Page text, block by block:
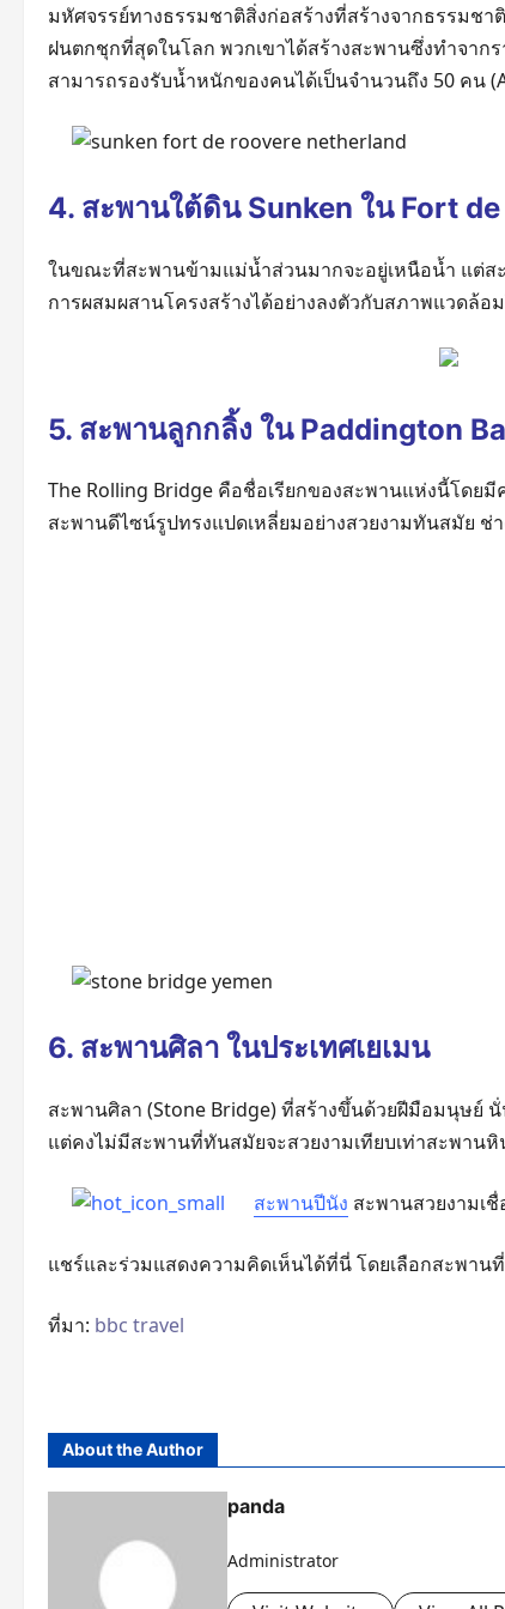
มหัศจรรย์ทางธรรมชาติสิ่งก่อสร้างที่สร้างจากธรรมช
ฝนตกชุกที่สุดในโลก พวกเขาได้สร้างสะพานซึ่งทำจาก
สามารถรองรับน้ำหนักของคนได้เป็นจำนวนถึง 50 คน
4. สะพานใต้ดิน Sunken ใน Fort
ในขณะที่สะพานข้ามแม่น้ำส่วนมากจะอยู่เหนือน้ำ แต่ส
การผสมผสานโครงสร้างได้อย่างลงตัวกับสภาพแวดล้
5. สะพานลูกกลิ้ง ใน Paddington
The Rolling Bridge คือชื่อเรียกของสะพานแห่งนี้โดย
สะพานดีไซน์รูปทรงแปดเหลี่ยมอย่างสวยงามทันสมัย
6. สะพานศิลา ในประเทศเยเมน
สะพานศิลา (Stone Bridge) ที่สร้างขึ้นด้วยฝีมือมนุษย์
แต่คงไม่มีสะพานที่ทันสมัยจะสวยงามเทียบเท่าสะพาน
สะพานปีนัง สะพานสวยงามเชื่
แชร์และร่วมแสดงความคิดเห็นได้ที่นี่ โดยเลือกสะพา
ที่มา: bbc travel
About the Author
panda
Administrator